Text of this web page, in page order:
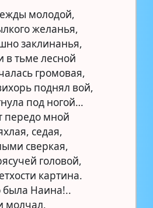
молодой,
желанья,
заклинанья,
в тьме лесной
громовая,
поднял вой,
под ногой…
передо мной
седая,
сверкая,
головой,
картина.
была Наина!..
молчал,